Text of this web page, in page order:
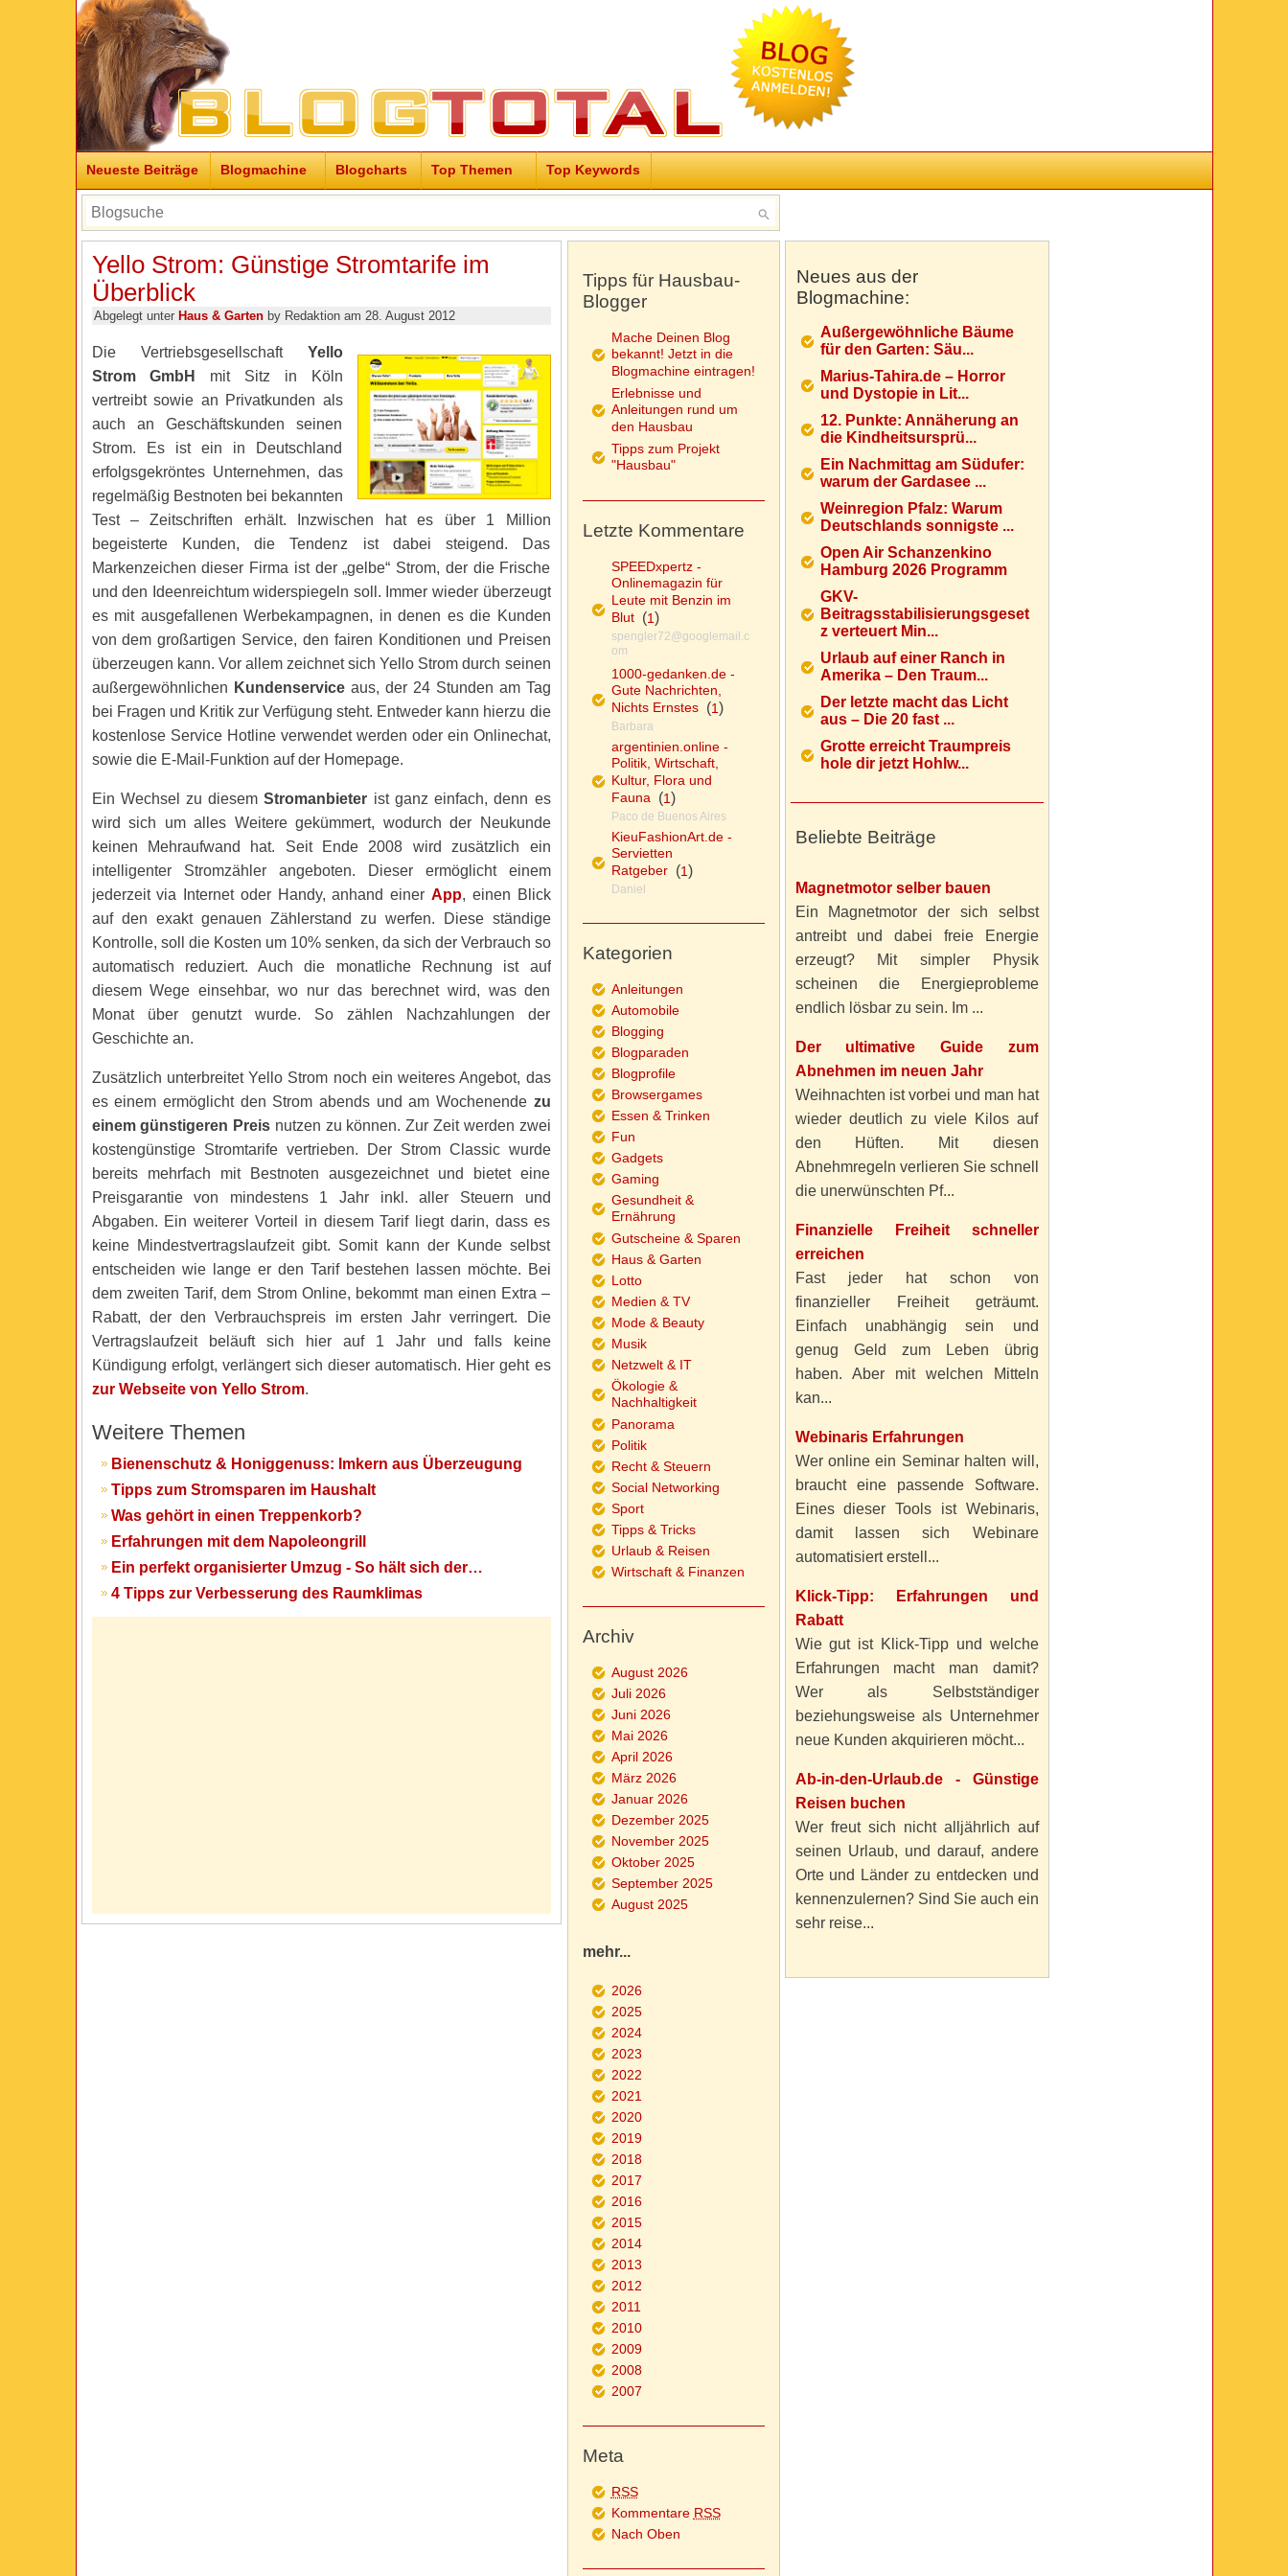
Neueste Beiträge Blogmachine Blogcharts Top Themen Top Keywords
Yello Strom: Günstige Stromtarife im
Überblick
Abgelegt unter Haus & Gartenby Redaktion am 28. August 2012
Die Vertriebsgesellschaft Yello
Strom GmbH
mit Sitz in Köln
vertreibt sowie an Privatkunden als
auch an Geschäftskunden seinen
Strom. Es ist ein in Deutschland
erfolgsgekröntes Unternehmen, das
regelmäßig Bestnoten bei bekannten
Test – Zeitschriften erhält. Inzwischen hat es über 1 Million
begeisterte Kunden, die Tendenz ist dabei steigend. Das
Markenzeichen dieser Firma ist der „gelbe“ Strom, der die Frische
und den Ideenreichtum widerspiegeln soll. Immer wieder überzeugt
es mit ausgefallenen Werbekampagnen, in denen es die Kunden
von dem großartigen Service, den fairen Konditionen und Preisen
überzeugen kann. Vor allem zeichnet sich Yello Strom durch seinen
außergewöhnlichen Kundenserviceaus, der 24 Stunden am Tag
bei Fragen und Kritik zur Verfügung steht. Entweder kann hierzu die
kostenlose Service Hotline verwendet werden oder ein Onlinechat,
sowie die E-Mail-Funktion auf der Homepage.
Ein Wechsel zu diesemStromanbieter ist ganz einfach, denn es
wird sich um alles Weitere gekümmert, wodurch der Neukunde
keinen Mehraufwand hat. Seit Ende 2008 wird zusätzlich ein
intelligenter Stromzähler angeboten. Dieser ermöglicht einem
jederzeit via Internet oder Handy, anhand einer App, einen Blick
auf den exakt genauen Zählerstand zu werfen. Diese ständige
Kontrolle, soll die Kosten um 10% senken, da sich der Verbrauch so
automatisch reduziert. Auch die monatliche Rechnung ist auf
diesem Wege einsehbar, wo nur das berechnet wird, was den
Monat über genutzt wurde. So zählen Nachzahlungen der
Geschichte an.
Zusätzlich unterbreitet Yello Strom noch ein weiteres Angebot, das
es einem ermöglicht den Strom abends und am Wochenende zu
einem günstigeren Preis nutzen zu können. Zur Zeit werden zwei
kostengünstige Stromtarife vertrieben. Der Strom Classic wurde
bereits mehrfach mit Bestnoten ausgezeichnet und bietet eine
Preisgarantie von mindestens 1 Jahr inkl. aller Steuern und
Abgaben. Ein weiterer Vorteil in diesem Tarif liegt darin, dass es
keine Mindestvertragslaufzeit gibt. Somit kann der Kunde selbst
entscheiden wie lange er den Tarif bestehen lassen möchte. Bei
dem zweiten Tarif, dem Strom Online, bekommt man einen Extra –
Rabatt, der den Verbrauchspreis im ersten Jahr verringert. Die
Vertragslaufzeit beläuft sich hier auf 1 Jahr und falls keine
Kündigung erfolgt, verlängert sich dieser automatisch. Hier geht es
zur Webseite von Yello Strom.
Weitere Themen
Bienenschutz & Honiggenuss: Imkern aus Überzeugung
Tipps zum Stromsparen im Haushalt
Was gehört in einen Treppenkorb?
Erfahrungen mit dem Napoleongrill
Ein perfekt organisierter Umzug - So hält sich der…
4 Tipps zur Verbesserung des Raumklimas
Neues aus der
Blogmachine:
Außergewöhnliche Bäume
für den Garten: Säu...
Marius-Tahira.de – Horror
und Dystopie in Lit...
12. Punkte: Annäherung an
die Kindheitsursprü...
Ein Nachmittag am Südufer:
warum der Gardasee ...
Weinregion Pfalz: Warum
Deutschlands sonnigste ...
Open Air Schanzenkino
Hamburg 2026 Programm
GKV-
Beitragsstabilisierungsgeset
z verteuert Min...
Urlaub auf einer Ranch in
Amerika – Den Traum...
Der letzte macht das Licht
aus – Die 20 fast ...
Grotte erreicht Traumpreis
hole dir jetzt Hohlw...
Beliebte Beiträge
Magnetmotor selber bauen
Ein Magnetmotor der sich selbst
antreibt und dabei freie Energie
erzeugt? Mit simpler Physik
scheinen die Energieprobleme
endlich lösbar zu sein. Im ...
Der ultimative Guide zum
Abnehmen im neuen Jahr
Weihnachten ist vorbei und man hat
wieder deutlich zu viele Kilos auf
den Hüften. Mit diesen
Abnehmregeln verlieren Sie schnell
die unerwünschten Pf...
Finanzielle Freiheit schneller
erreichen
Fast jeder hat schon von
finanzieller Freiheit geträumt.
Einfach unabhängig sein und
genug Geld zum Leben übrig
haben. Aber mit welchen Mitteln
kan...
Webinaris Erfahrungen
Wer online ein Seminar halten will,
braucht eine passende Software.
Eines dieser Tools ist Webinaris,
damit lassen sich Webinare
automatisiert erstell...
Klick-Tipp: Erfahrungen und
Rabatt
Wie gut ist Klick-Tipp und welche
Erfahrungen macht man damit?
Wer als Selbstständiger
beziehungsweise als Unternehmer
neue Kunden akquirieren möcht...
Ab-in-den-Urlaub.de - Günstige
Reisen buchen
Wer freut sich nicht alljährlich auf
seinen Urlaub, und darauf, andere
Orte und Länder zu entdecken und
kennenzulernen? Sind Sie auch ein
sehr reise...
Tipps für Hausbau-
Blogger
Mache Deinen Blog
bekannt! Jetzt in die
Blogmachine eintragen!
Erlebnisse und
Anleitungen rund um
den Hausbau
Tipps zum Projekt
"Hausbau"
Letzte Kommentare
SPEEDxpertz -
Onlinemagazin für
Leute mit Benzin im
Blut(1)
spengler72@googlemail.c
om
1000-gedanken.de -
Gute Nachrichten,
Nichts Ernstes(1)
Barbara
argentinien.online -
Politik, Wirtschaft,
Kultur, Flora und
Fauna(1)
Paco de Buenos Aires
KieuFashionArt.de -
Servietten
Ratgeber(1)
Daniel
Kategorien
Anleitungen
Automobile
Blogging
Blogparaden
Blogprofile
Browsergames
Essen & Trinken
Fun
Gadgets
Gaming
Gesundheit &
Ernährung
Gutscheine & Sparen
Haus & Garten
Lotto
Medien & TV
Mode & Beauty
Musik
Netzwelt & IT
Ökologie &
Nachhaltigkeit
Panorama
Politik
Recht & Steuern
Social Networking
Sport
Tipps & Tricks
Urlaub & Reisen
Wirtschaft & Finanzen
Archiv
August 2026
Juli 2026
Juni 2026
Mai 2026
April 2026
März 2026
Januar 2026
Dezember 2025
November 2025
Oktober 2025
September 2025
August 2025
mehr...
2026
2025
2024
2023
2022
2021
2020
2019
2018
2017
2016
2015
2014
2013
2012
2011
2010
2009
2008
2007
Meta
RSS
Kommentare RSS
Nach Oben